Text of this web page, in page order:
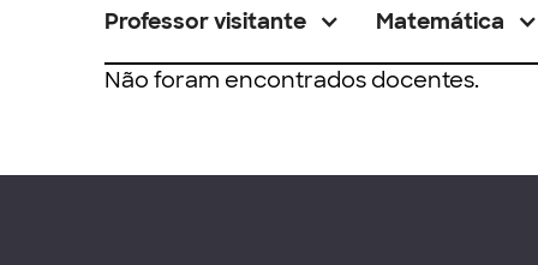
Professor visitante Matemática
Não foram encontrados docentes.